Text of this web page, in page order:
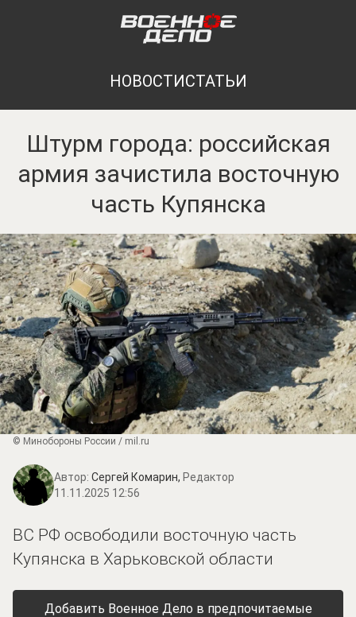
НОВОСТИСТАТЬИ
Штурм города: российская
армия зачистила восточную
часть Купянска
© Минобороны России / mil.ru
Автор: Сергей Комарин, Редактор
11.11.2025 12:56
ВС РФ освободили восточную часть
Купянска в Харьковской области
Добавить Военное Дело в предпочитаемые